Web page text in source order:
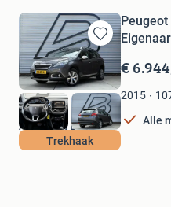
Bewaren
in
Mijn
Favorieten
Trekhaak
€
2015
Alle
Autobaan B.V.
Lelystad